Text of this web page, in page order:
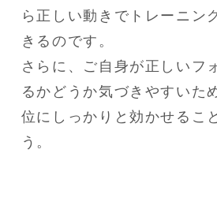
ら正しい動きでトレーニン
きるのです。
さらに、ご自身が正しいフ
るかどうか気づきやすいた
位にしっかりと効かせるこ
う。